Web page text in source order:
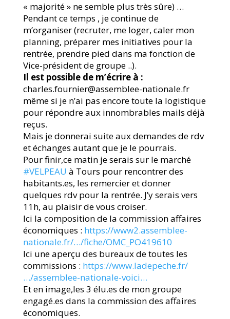
« majorité » ne semble plus très sûre) …
Pendant ce temps , je continue de
m’organiser (recruter, me loger, caler mon
planning, préparer mes initiatives pour la
rentrée, prendre pied dans ma fonction de
Vice-président de groupe ..).
Il est possible de m’écrire à :
charles.fournier@assemblee-nationale.fr
même si je n’ai pas encore toute la logistique
pour répondre aux innombrables mails déjà
reçus.
Mais je donnerai suite aux demandes de rdv
et échanges autant que je le pourrais.
Pour finir,ce matin je serais sur le marché
#VELPEAU à Tours pour rencontrer des
habitants.es, les remercier et donner
quelques rdv pour la rentrée. J’y serais vers
11h, au plaisir de vous croiser.
Ici la composition de la commission affaires
économiques : https://www2.assemblee-
nationale.fr/…/fiche/OMC_PO419610
Ici une aperçu des bureaux de toutes les
commissions : https://www.ladepeche.fr/
…/assemblee-nationale-voici…
Et en image,les 3 élu.es de mon groupe
engagé.es dans la commission des affaires
économiques.